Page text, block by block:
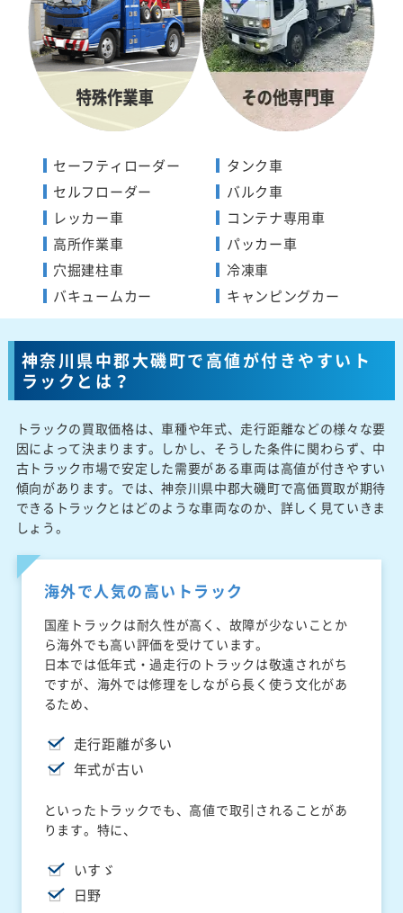
セーフティローダー
セルフローダー
レッカー車
高所作業車
穴掘建柱車
バキュームカー
タンク車
バルク車
コンテナ専用車
パッカー車
冷凍車
キャンピングカー
神奈川県中郡大磯町で高値が付きやすいト
ラックとは？
トラックの買取価格は、車種や年式、走行距離などの様々な要
因によって決まります。しかし、そうした条件に関わらず、中
古トラック市場で安定した需要がある車両は高値が付きやすい
傾向があります。では、神奈川県中郡大磯町で高価買取が期待
できるトラックとはどのような車両なのか、詳しく見ていきま
しょう。
海外で人気の高いトラック
国産トラックは耐久性が高く、故障が少ないことか
ら海外でも高い評価を受けています。
日本では低年式・過走行のトラックは敬遠されがち
ですが、海外では修理をしながら長く使う文化があ
るため、
走行距離が多い
年式が古い
といったトラックでも、高値で取引されることがあ
ります。特に、
いすゞ
日野